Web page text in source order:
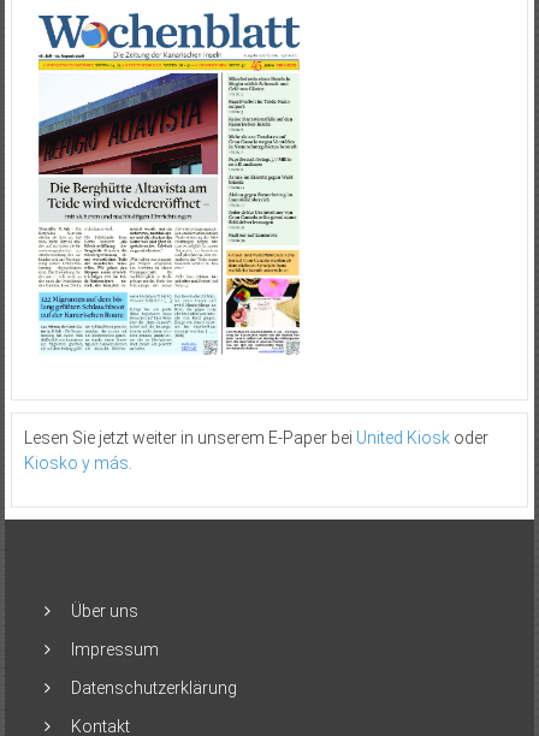
Lesen Sie jetzt weiter in unserem E-Paper bei United Kioskoder
Kiosko y más
Über uns
Impressum
Datenschutzerklärung
Kontakt